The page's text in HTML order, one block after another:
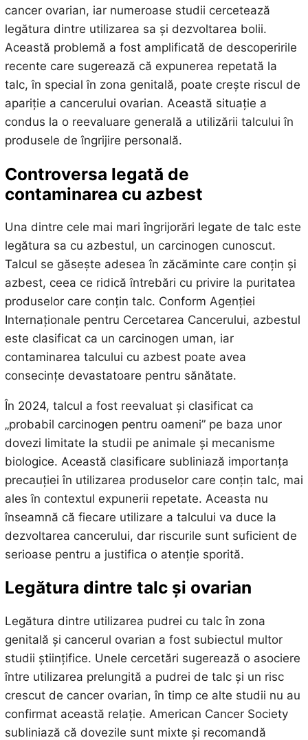
cancer ovarian, iar numeroase studii cercetează
legătura dintre utilizarea sa și dezvoltarea bolii.
Această problemă a fost amplificată de descoperirile
recente care sugerează că expunerea repetată la
talc, în special în zona genitală, poate crește riscul de
apariție a cancerului ovarian. Această situație a
condus la o reevaluare generală a utilizării talcului în
produsele de îngrijire personală.
Controversa legată de
contaminarea cu azbest
Una dintre cele mai mari îngrijorări legate de talc este
legătura sa cu azbestul, un carcinogen cunoscut.
Talcul se găsește adesea în zăcăminte care conțin și
azbest, ceea ce ridică întrebări cu privire la puritatea
produselor care conțin talc. Conform Agenției
Internaționale pentru Cercetarea Cancerului, azbestul
este clasificat ca un carcinogen uman, iar
contaminarea talcului cu azbest poate avea
consecințe devastatoare pentru sănătate.
În 2024, talcul a fost reevaluat și clasificat ca
„probabil carcinogen pentru oameni” pe baza unor
dovezi limitate la studii pe animale și mecanisme
biologice. Această clasificare subliniază importanța
precauției în utilizarea produselor care conțin talc, mai
ales în contextul expunerii repetate. Aceasta nu
înseamnă că fiecare utilizare a talcului va duce la
dezvoltarea cancerului, dar riscurile sunt suficient de
serioase pentru a justifica o atenție sporită.
Legătura dintre talc și ovarian
Legătura dintre utilizarea pudrei cu talc în zona
genitală și cancerul ovarian a fost subiectul multor
studii științifice. Unele cercetări sugerează o asociere
între utilizarea prelungită a pudrei de talc și un risc
crescut de cancer ovarian, în timp ce alte studii nu au
confirmat această relație. American Cancer Society
subliniază că dovezile sunt mixte și recomandă